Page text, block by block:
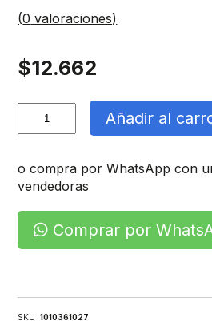
(0 valoraciones)
$12.662
Equipo
cantidad
Añadir al
o compra por WhatsApp con
vendedoras
Comprar por
SKU:1010361027